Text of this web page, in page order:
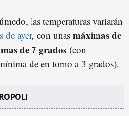
las temperaturas variarán
de ayer, con unas máximas de
de 7 grados (con
de en torno a 3 grados).